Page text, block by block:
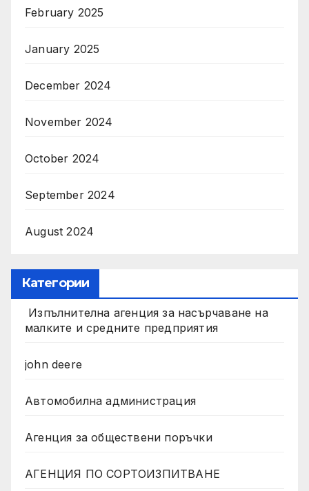
February 2025
January 2025
December 2024
November 2024
October 2024
September 2024
August 2024
Категории
Изпълнителна агенция за насърчаване на
малките и средните предприятия
john deere
Автомобилна администрация
Агенция за обществени поръчки
АГЕНЦИЯ ПО СОРТОИЗПИТВАНЕ